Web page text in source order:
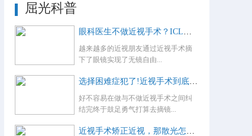
屈光科普
眼科医生不做近视手术？ICL比激光手术好？这些近视手术谣言，别再信了！
越来越多的近视朋友通过近视手术摘
下了眼镜实现了无镜自由...
选择困难症犯了!近视手术到底怎么选？
好不容易在做与不做近视手术之间纠
结完终于鼓足勇气打算去摘镜...
近视手术矫正近视，那散光怎么办，术后还要戴眼镜吗？